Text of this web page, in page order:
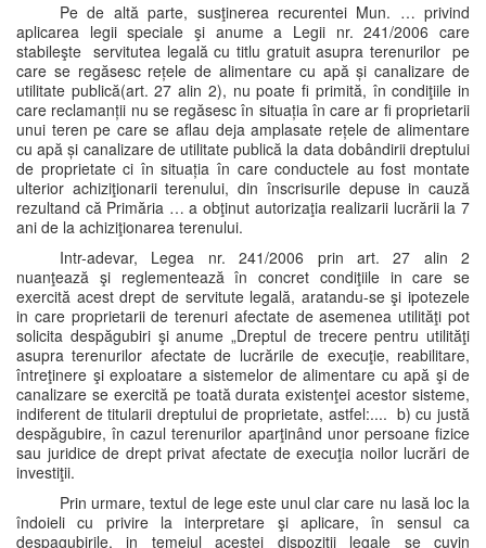
Pe de altă parte, susţinerea recurentei Mun. … privind
aplicarea legii speciale şi anume a Legii nr. 241/2006 care
stabileşte servitutea legală cu titlu gratuit asupra terenurilor pe
care se regăsesc rețele de alimentare cu apă și canalizare de
utilitate publică(art. 27 alin 2), nu poate fi primită, în condiţiile in
care reclamanții nu se regăsesc în situația în care ar fi proprietarii
unui teren pe care se aflau deja amplasate rețele de alimentare
cu apă și canalizare de utilitate publică la data dobândirii dreptului
de proprietate ci în situația în care conductele au fost montate
ulterior achiziţionarii terenului, din înscrisurile depuse in cauză
rezultand că Primăria … a obţinut autorizaţia realizarii lucrării la 7
ani de la achiziţionarea terenului.
Intr-adevar, Legea nr. 241/2006 prin art. 27 alin 2
nuanţează şi reglementează în concret condiţiile in care se
exercită acest drept de servitute legală, aratandu-se şi ipotezele
in care proprietarii de terenuri afectate de asemenea utilităţi pot
solicita despăgubiri şi anume „Dreptul de trecere pentru utilităţi
asupra terenurilor afectate de lucrările de execuţie, reabilitare,
întreţinere şi exploatare a sistemelor de alimentare cu apă şi de
canalizare se exercită pe toată durata existenţei acestor sisteme,
indiferent de titularii dreptului de proprietate, astfel:.... b) cu justă
despăgubire, în cazul terenurilor aparţinând unor persoane fizice
sau juridice de drept privat afectate de execuţia noilor lucrări de
investiţii.
Prin urmare, textul de lege este unul clar care nu lasă loc la
îndoieli cu privire la interpretare şi aplicare, în sensul ca
despagubirile, in temeiul acestei dispoziţii legale se cuvin